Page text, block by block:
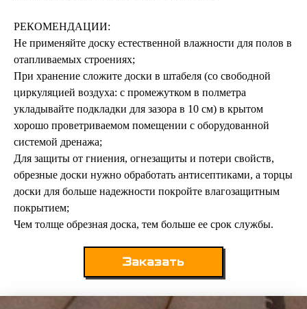
РЕКОМЕНДАЦИИ:
Не применяйте доску естественной влажности для полов в
отапливаемых строениях;
При хранение сложите доски в штабеля (со свободной
циркуляцией воздуха: с промежутком в полметра
укладывайте подкладки для зазора в 10 см) в крытом
хорошо проветриваемом помещении с оборудованной
системой дренажа;
Для защиты от гниения, огнезащиты и потери свойств,
обрезные доски нужно обработать антисептиками, а торцы
доски для больше надежности покройте влагозащитным
покрытием;
Чем толще обрезная доска, тем больше ее срок службы.
Заказать